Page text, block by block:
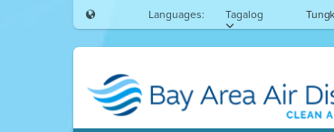
Languages: Tagalog